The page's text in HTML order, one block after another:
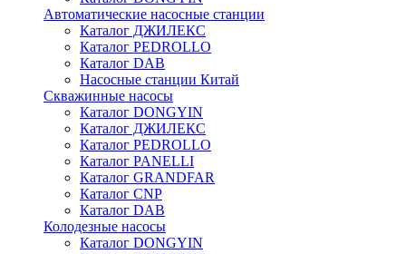
Автоматические насосные станции
Каталог ДЖИЛЕКС
Каталог PEDROLLO
Каталог DAB
Насосные станции Китай
Скважинные насосы
Каталог DONGYIN
Каталог ДЖИЛЕКС
Каталог PEDROLLO
Каталог PANELLI
Каталог GRANDFAR
Каталог CNP
Каталог DAB
Колодезные насосы
Каталог DONGYIN